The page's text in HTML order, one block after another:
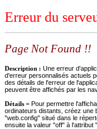
Erreur du
Page Not Found !!
Description : Une erreur
d'erreur personnalisés actuels
des détails de l'erreur de
peuvent être affichés par les
Détails = Pour permettre
ordinateurs distants, créez une
"web.config" situé dans le
ensuite la valeur "off" à l'attribut